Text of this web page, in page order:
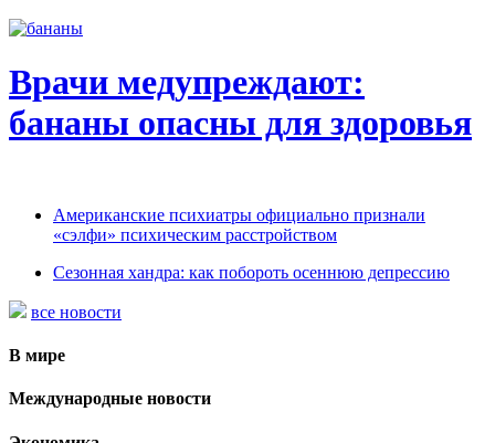
Врачи медупреждают:
бананы опасны для здоровья
Американские психиатры официально признали
«сэлфи» психическим расстройством
Сезонная хандра: как побороть осеннюю депрессию
все новости
В мире
Международные новости